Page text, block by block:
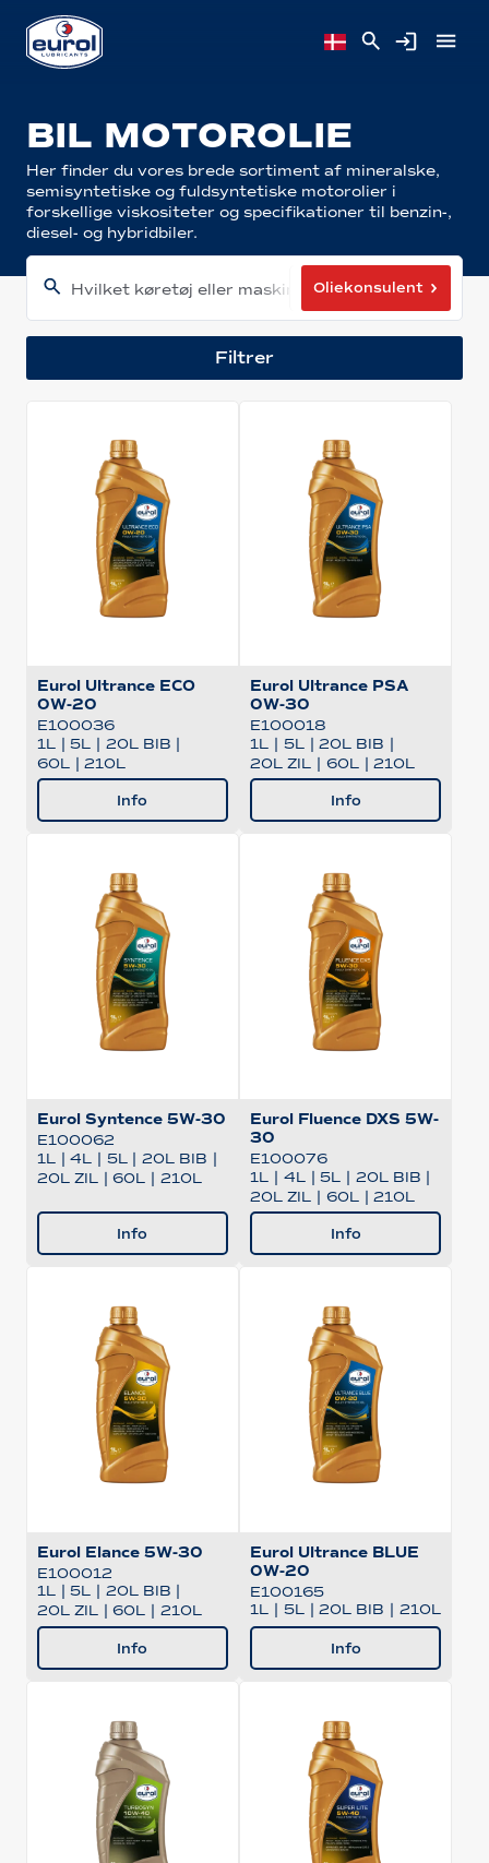
BIL MOTOROLIE
Her finder du vores brede sortiment af mineralske,
semisyntetiske og fuldsyntetiske motorolier i
forskellige viskositeter og specifikationer til benzin-,
diesel- og hybridbiler.
Hvilket køretøj eller maskine har du?
Oliekonsulent
Filtrer
Eurol Ultrance ECO
0W-20
E100036
1L | 5L | 20L BIB |
60L | 210L
Info
Eurol Ultrance PSA
0W-30
E100018
1L | 5L | 20L BIB |
20L ZIL | 60L | 210L
Info
Eurol Syntence 5W-30
E100062
1L | 4L | 5L | 20L BIB |
20L ZIL | 60L | 210L
Info
Eurol Fluence DXS 5W-
30
E100076
1L | 4L | 5L | 20L BIB |
20L ZIL | 60L | 210L
Info
Eurol Elance 5W-30
E100012
1L
5L 20L BIB
20L ZIL
60L 210L
Info
Eurol Ultrance BLUE
0W-20
E100165
1L
5L 20L BIB 210L
Info